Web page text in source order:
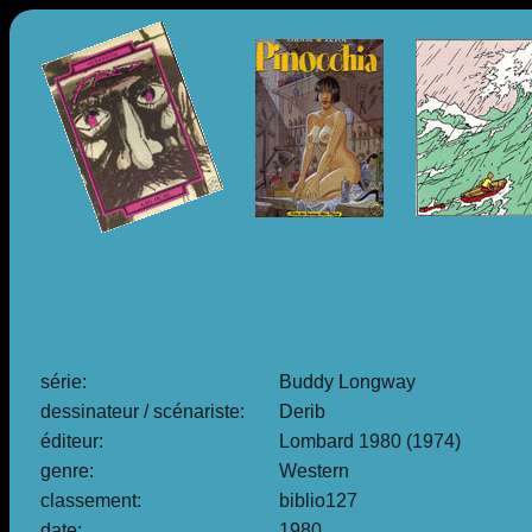
série:
Buddy Longway
dessinateur / scénariste:
Derib
éditeur:
Lombard 1980 (1974)
genre:
Western
classement:
biblio127